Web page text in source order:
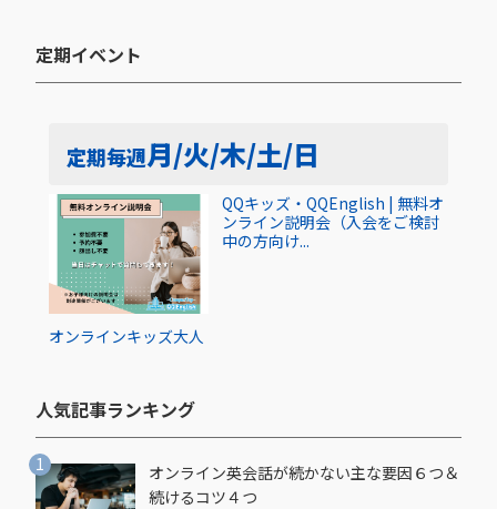
定期イベント​
定期毎週月/火/木/土/日
オンラインキッズ大人
QQキッズ・QQEnglish | 無料オ
ンライン説明会（入会をご検討
中の方向け...
人気記事ランキング​
オンライン英会話が続かない主な要因６つ＆
続けるコツ４つ